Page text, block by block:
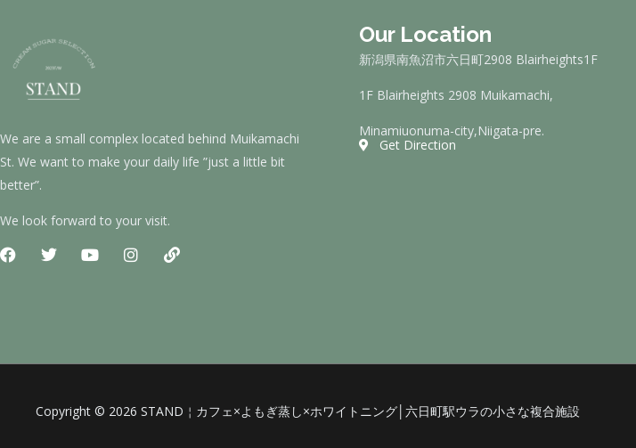
We are a small complex located behind Muikamachi
St. We want to make your daily life ”just a little bit
better”.
We look forward to your visit.
F
a
k
T
w
Y
o
I
n
a
L
i
Our Location
新潟県南魚沼市六日町2908 Blairheights1F
1F Blairheights 2908 Muikamachi,
Minamiuonuma-city,Niigata-pre.
Get Direction
Copyright © 2026 STAND￤カフェ×よもぎ蒸し×ホワイトニング│六日町駅ウラの小さな複合施設